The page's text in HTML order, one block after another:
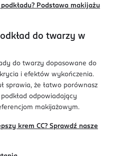
Podstawa makijażu
do twarzy w
do twarzy dopasowane do
i efektów wykończenia.
sprawia, że łatwo porównasz
odpowiadający
makijażowym.
krem CC? Sprawdź nasze